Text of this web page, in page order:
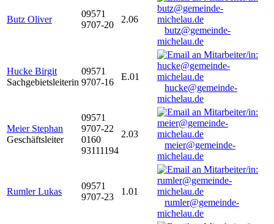
Butz Oliver
09571
9707-20
2.06
butz@gemeinde-
michelau.de
Hucke Birgit
Sachgebietsleiterin
09571
9707-16
E.01
hucke@gemeinde-
michelau.de
Meier Stephan
Geschäftsleiter
09571
9707-22
0160
93111194
2.03
meier@gemeinde-
michelau.de
Rumler Lukas
09571
9707-23
1.01
rumler@gemeinde-
michelau.de